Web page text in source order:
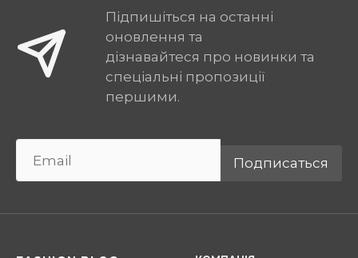
Підпишіться на останні
оновлення та
дізнавайтеся про новинки та
спеціальні пропозиції
першими.
Подписаться